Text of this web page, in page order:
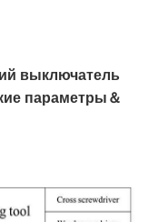
выключатель
параметры＆